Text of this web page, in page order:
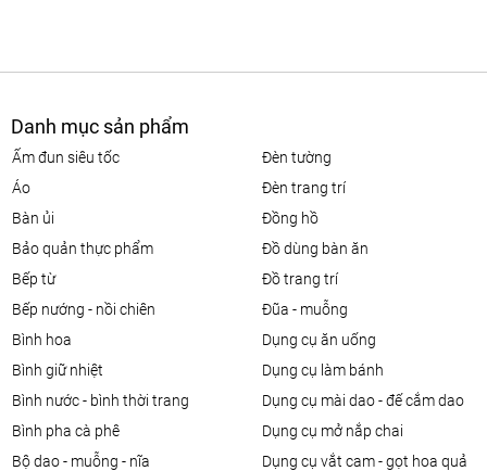
Danh mục sản phẩm
ấm đun siêu tốc
áo
bàn ủi
bảo quản thực phẩm
bếp từ
bếp nướng - nồi chiên
bình hoa
bình giữ nhiệt
bình nước - bình thời trang
bình pha cà phê
bộ dao - muỗng - nĩa
đèn tường
đèn trang trí
đồng hồ
đồ dùng bàn ăn
đồ trang trí
đũa - muỗng
dụng cụ ăn uống
dụng cụ làm bánh
dụng cụ mài dao - đế cắm dao
dụng cụ mở nắp chai
dụng cụ vắt cam - gọt hoa quả